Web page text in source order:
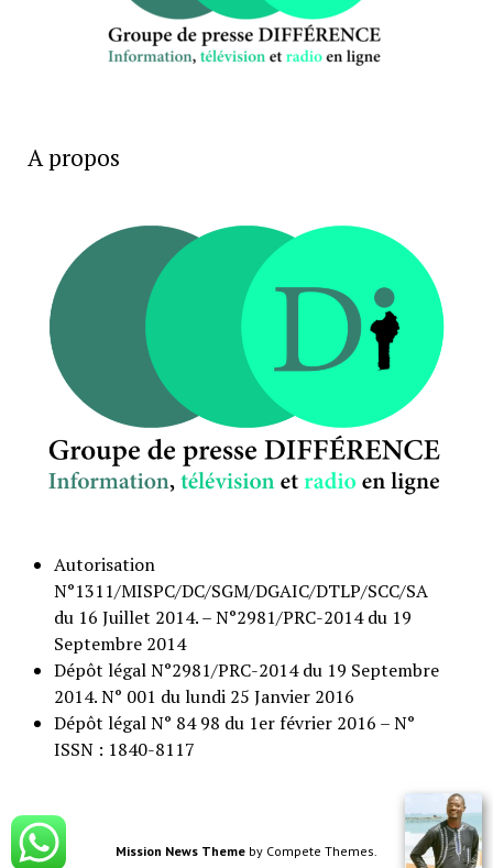
A propos
Autorisation
N°1311/MISPC/DC/SGM/DGAIC/DTLP/SCC/SA
du 16 Juillet 2014. – N°2981/PRC-2014 du 19
Septembre 2014
Dépôt légal N°2981/PRC-2014 du 19 Septembre
2014. N° 001 du lundi 25 Janvier 2016
Dépôt légal N° 84 98 du 1er février 2016 – N°
ISSN : 1840-8117
Mission News Theme by Compete Themes.